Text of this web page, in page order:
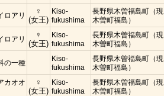
ロアリ
♀
(女王)
Kiso-
fukushima
長野県木曽福島町（
木曽町福島）
ロアリ
♀
(女王)
Kiso-
fukushima
長野県木曽福島町（
木曽町福島）
の一種
Kiso-
fukushima
長野県木曽福島町（
木曽町福島）
カオオ
♀
(女王)
Kiso-
fukushima
長野県木曽福島町（
木曽町福島）